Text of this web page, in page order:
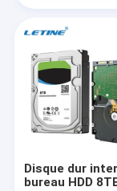
Produits
Vidéos
À propos de
Disque dur
bureau HDD